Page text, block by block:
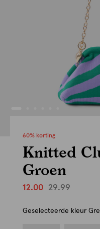
60% korting
Knitted
Groen
12.00 29.99
Geselecteerde kleur